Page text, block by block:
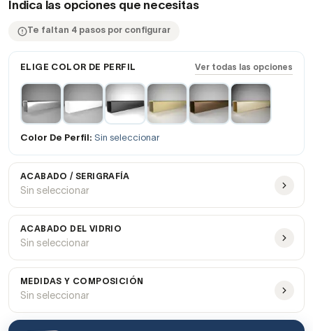
Indica las opciones que necesitas
Te faltan 4 pasos por configurar
ELIGE COLOR DE PERFIL Ver todas las opciones
Color De Perfil: Sin seleccionar
ACABADO / SERIGRAFÍA
Sin seleccionar
ACABADO DEL VIDRIO
Sin seleccionar
MEDIDAS Y COMPOSICIÓN
Sin seleccionar